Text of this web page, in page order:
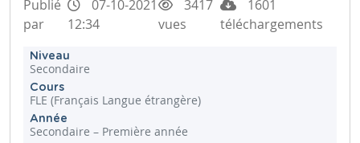
Publié
par
07-10-2021
12:34
3417
vues
1601
téléchargements
Niveau
Secondaire
Cours
FLE (Français Langue étrangère)
Année
Secondaire – Première année